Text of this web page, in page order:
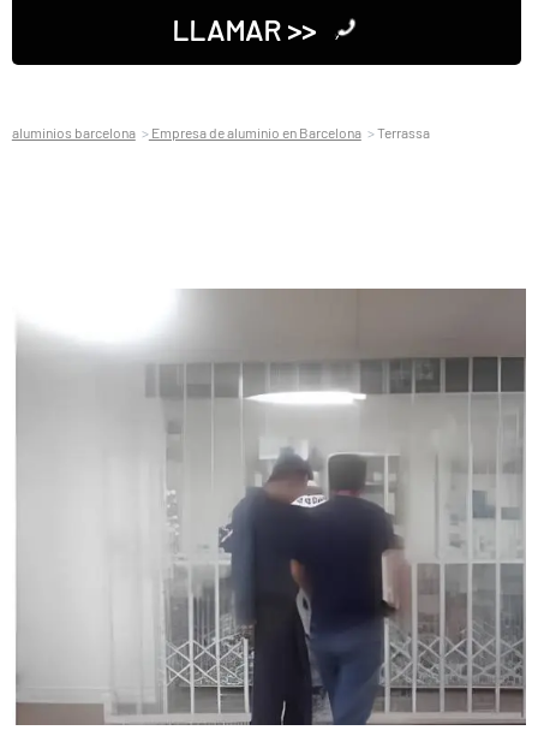
LLAMAR >>
aluminios barcelona Empresa de aluminio en Barcelona Terrassa